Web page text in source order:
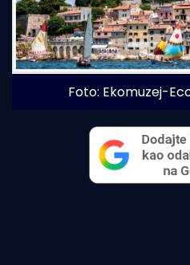
Foto: Ekomuzej-